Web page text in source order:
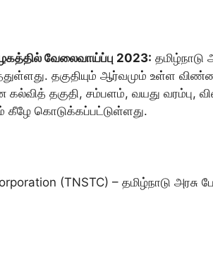
வேலைவாய்ப்பு 2023: தமிழ்நாடு
தகுதியும் ஆர்வமும் உள்ள
தகுதி, சம்பளம், வயது
கொடுக்கப்பட்டுள்ளது.
(TNSTC) – தமிழ்நாடு அரசு